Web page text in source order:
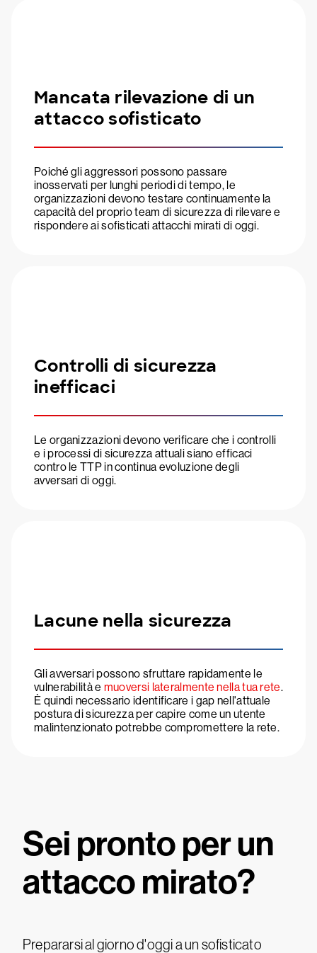
Mancata rilevazione di un
attacco sofisticato
Poiché gli aggressori possono passare
inosservati per lunghi periodi di tempo, le
organizzazioni devono testare continuamente la
capacità del proprio team di sicurezza di rilevare e
rispondere ai sofisticati attacchi mirati di oggi.
Controlli di sicurezza
inefficaci
Le organizzazioni devono verificare che i controlli
e i processi di sicurezza attuali siano efficaci
contro le TTP in continua evoluzione degli
avversari di oggi.
Lacune nella sicurezza
Gli avversari possono sfruttare rapidamente le
vulnerabilità e muoversi lateralmente nella tua rete.
È quindi necessario identificare i gap nell'attuale
postura di sicurezza per capire come un utente
malintenzionato potrebbe compromettere la rete.
Sei pronto per un
attacco mirato?
Prepararsi al giorno d'oggi a un sofisticato